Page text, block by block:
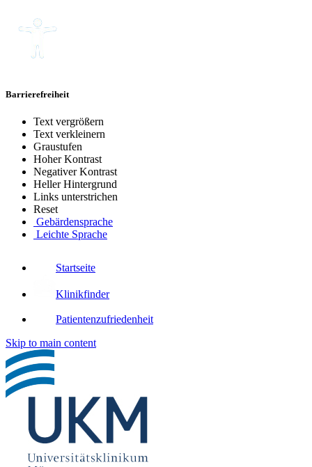
Barrierefreiheit
Text vergrößern
Text verkleinern
Graustufen
Hoher Kontrast
Negativer Kontrast
Heller Hintergrund
Links unterstrichen
Reset
Gebärdensprache
Leichte Sprache
Startseite
Klinikfinder
Patientenzufriedenheit
Skip to main content